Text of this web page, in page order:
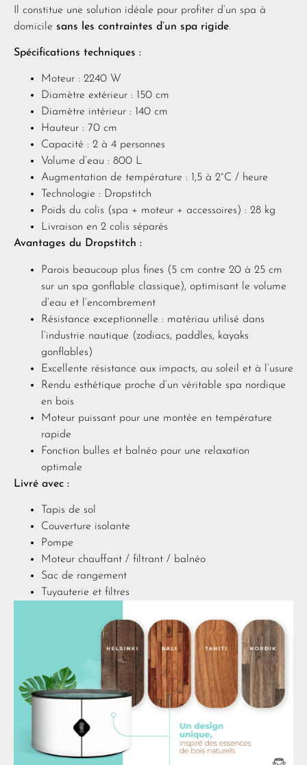
Il constitue une solution idéale pour profiter d’un spa à
domicile sans les contraintes d’un spa rigide.
Spécifications techniques :
Moteur : 2240 W
Diamètre extérieur : 150 cm
Diamètre intérieur : 140 cm
Hauteur : 70 cm
Capacité : 2 à 4 personnes
Volume d’eau : 800 L
Augmentation de température : 1,5 à 2°C / heure
Technologie : Dropstitch
Poids du colis (spa + moteur + accessoires) : 28 kg
Livraison en 2 colis séparés
Avantages du Dropstitch :
Parois beaucoup plus fines (5 cm contre 20 à 25 cm
sur un spa gonflable classique), optimisant le volume
d’eau et l’encombrement
Résistance exceptionnelle : matériau utilisé dans
l’industrie nautique (zodiacs, paddles, kayaks
gonflables)
Excellente résistance aux impacts, au soleil et à l’usure
Rendu esthétique proche d’un véritable spa nordique
en bois
Moteur puissant pour une montée en température
rapide
Fonction bulles et balnéo pour une relaxation
optimale
Livré avec :
Tapis de sol
Couverture isolante
Pompe
Moteur chauffant / filtrant / balnéo
Sac de rangement
Tuyauterie et filtres